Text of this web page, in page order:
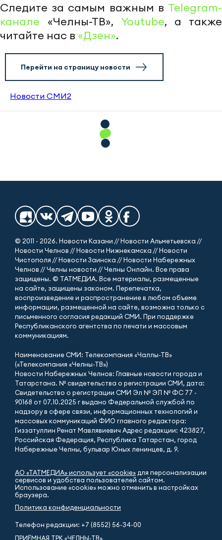
Следите за самым важным в Telegram-
канале «Челны-ТВ», Youtube, а также
читайте нас в «Дзен».
Перейти на страницу новости
Новости СМИ2
© 2011 - 2026. Новости Казани // Новости Альметьевска //
Новости Челнов // Новости Нижнекамска // Новости
Чистополя // Новости Заинска // Новости Набережных
Челнов // Челны новости // Челны Онлайн. Все права
защищены. © ТАТМЕДИА. Все материалы, размещенные
на сайте, защищены законом. Перепечатка,
воспроизведение и распространение в любом объеме
информации, размещенной на сайте, возможна только с
письменного согласия редакций СМИ. При поддержке
Республиканского агентства по печати и массовым
коммуникациям.
Наименование СМИ: Телекомпания «Чаллы-ТВ»
(«Телекомпания «Челны-ТВ»)
Новости Набережных Челнов: Главные новости города и
Татарстана. № свидетельства о регистрации СМИ, дата:
Свидетельство о регистрации СМИ Эл № ЭЛ № ФС 77 -
90168 от 07.10.2025 г выдано Федеральной службой по
надзору в сфере связи, информационных технологий и
массовых коммуникаций ФИО главного редактора:
Гиззатуллин Ренат Мавлявиевич Адрес редакции: 423827,
Российская Федерация, Республика Татарстан, город
Набережные Челны, бульвар Юных ленинцев, д. 9.
АО «ТАТМЕДИА» использует «cookie»для персонализации
сервисов и удобства пользователей сайтом.
Использование «cookie» можно отменить в настройках
браузера.
Политика конфиденциальности
Телефон редакции: +7 (8552) 56-34-00
ПРИЁМНАЯ ТРК «ЧЕЛНЫ-ТВ»